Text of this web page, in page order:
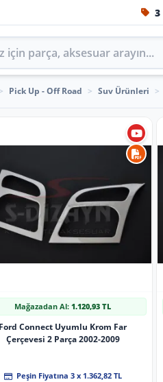
3
1984'ten
parça arayın
> Pick Up - Off Road > Suv Ürünleri >
Mağazadan Al:1.120,93 TL
Ford Connect Uyumlu Krom Far
Çerçevesi 2 Parça 2002-2009
Peşin Fiyatına 3 x 1.362,82 TL